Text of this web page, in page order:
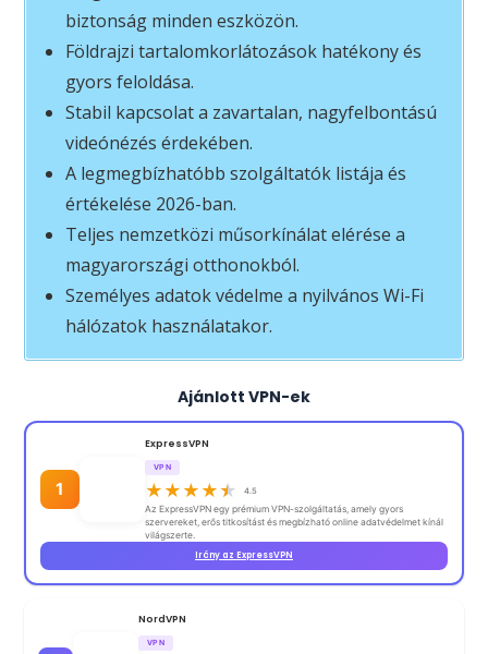
biztonság minden eszközön.
Földrajzi tartalomkorlátozások hatékony és
gyors feloldása.
Stabil kapcsolat a zavartalan, nagyfelbontású
videónézés érdekében.
A legmegbízhatóbb szolgáltatók listája és
értékelése 2026-ban.
Teljes nemzetközi műsorkínálat elérése a
magyarországi otthonokból.
Személyes adatok védelme a nyilvános Wi-Fi
hálózatok használatakor.
Ajánlott VPN-ek
1
ExpressVPN
VPN
★ ★ ★ ★★ 4.5
Az ExpressVPN egy prémium VPN-szolgáltatás, amely gyors
szervereket, erős titkosítást és megbízható online adatvédelmet kínál
világszerte.
Irány az ExpressVPN
NordVPN
VPN